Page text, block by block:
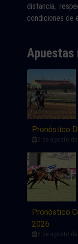
distancia,
condiciones de
Apuestas
Pronóstico
6 de agosto
Pronóstico
2026
6 de agosto